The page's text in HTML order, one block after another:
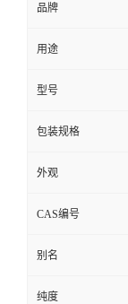
品牌
用途
型号
包装规格
外观
CAS编号
别名
纯度